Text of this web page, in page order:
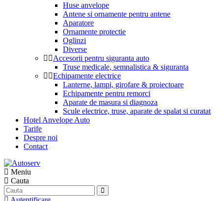
Huse anvelope
Antene si ornamente pentru antene
Aparatore
Ornamente protectie
Oglinzi
Diverse
Accesorii pentru siguranta auto
Truse medicale, semnalistica & siguranta
Echipamente electrice
Lanterne, lampi, girofare & proiectoare
Echipamente pentru remorci
Aparate de masura si diagnoza
Scule electrice, truse, aparate de spalat si curatat
Hotel Anvelope Auto
Tarife
Despre noi
Contact
Meniu
Cauta